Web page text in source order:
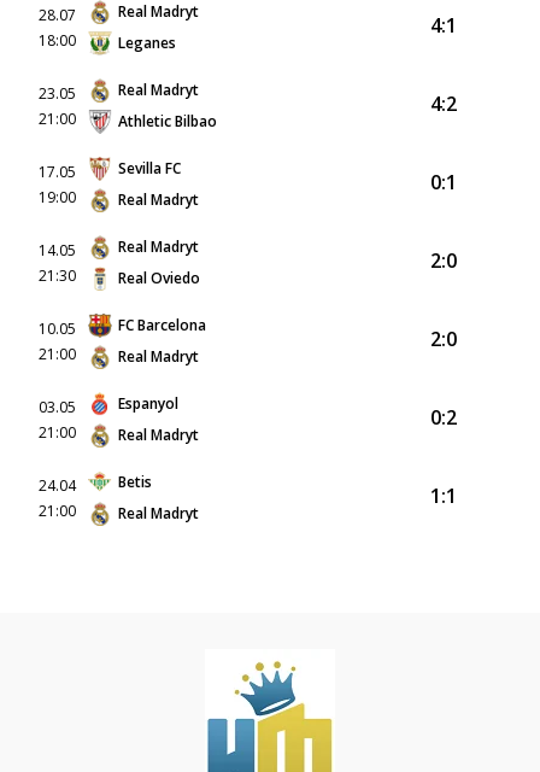
28.07
18:00
Real Madryt
Leganes
4:1
23.05
21:00
Real Madryt
Athletic Bilbao
4:2
17.05
19:00
Sevilla FC
Real Madryt
0:1
14.05
21:30
Real Madryt
Real Oviedo
2:0
10.05
21:00
FC Barcelona
Real Madryt
2:0
03.05
21:00
Espanyol
Real Madryt
0:2
24.04
21:00
Betis
Real Madryt
1:1